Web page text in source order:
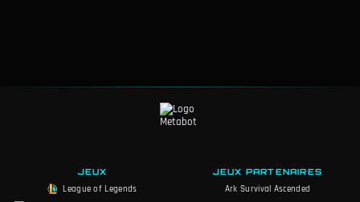
JEUX
League of Legends
JEUX PARTENAIRES
Ark Survival Ascended